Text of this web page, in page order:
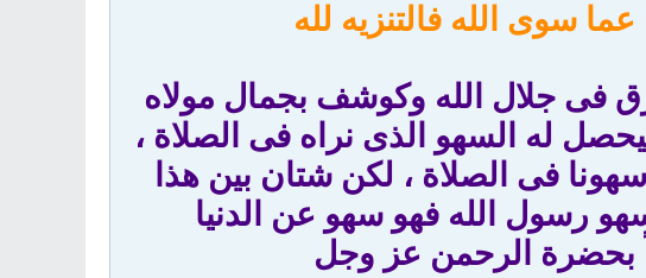
سوى الله فالتنزيه لله
فى جلال الله وكوشف بجمال مولاه
له السهو الذى نراه فى الصلاة ،
فى الصلاة ، لكن شتان بين هذا
رسول الله فهو سهو عن الدنيا
بحضرة الرحمن عز وجل